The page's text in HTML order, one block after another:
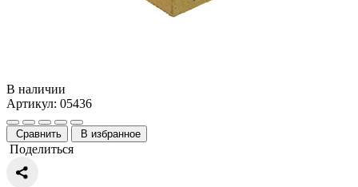
В наличии
Артикул: 05436
Сравнить В избранное
Поделиться